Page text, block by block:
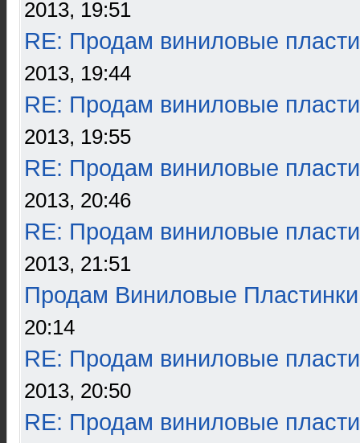
2013, 19:51
RE: Продам виниловые
2013, 19:44
RE: Продам виниловые
2013, 19:55
RE: Продам виниловые
2013, 20:46
RE: Продам виниловые
2013, 21:51
Продам Виниловые Пластинки
20:14
RE: Продам виниловые
2013, 20:50
RE: Продам виниловые